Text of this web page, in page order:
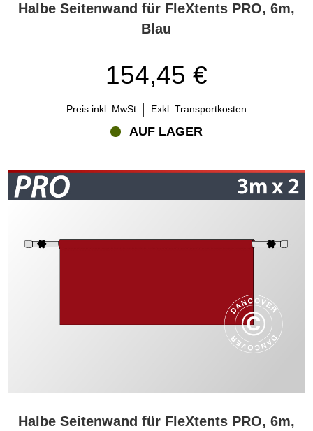
Halbe Seitenwand für FleXtents PRO, 6m,
Blau
154,45 €
Preis inkl. MwSt Exkl. Transportkosten
AUF LAGER
Halbe Seitenwand für FleXtents PRO, 6m,